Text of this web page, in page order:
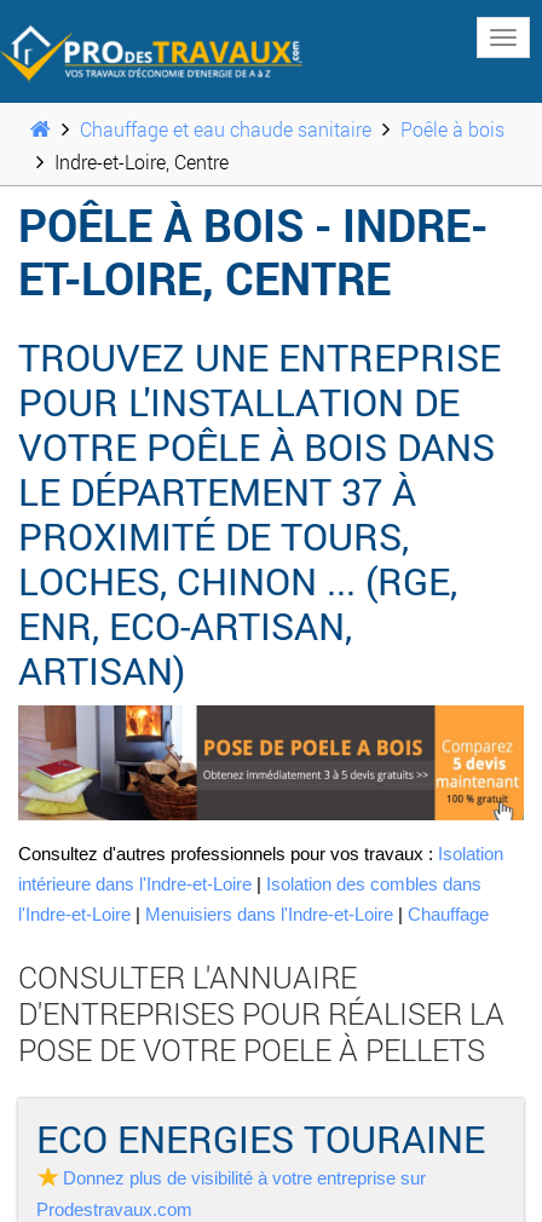
Chauffage et eau chaude sanitaire
Poêle à bois
Indre-et-Loire, Centre
POÊLE À BOIS - INDRE-
ET-LOIRE, CENTRE
TROUVEZ UNE ENTREPRISE
POUR L'INSTALLATION DE
VOTRE POÊLE À BOIS DANS
LE DÉPARTEMENT 37 À
PROXIMITÉ DE TOURS,
LOCHES, CHINON ... (RGE,
ENR, ECO-ARTISAN,
ARTISAN)
Consultez d'autres professionnels pour vos travaux : Isolation
intérieure dans l'Indre-et-Loire | Isolation des combles dans
l'Indre-et-Loire | Menuisiers dans l'Indre-et-Loire | Chauffage
CONSULTER L'ANNUAIRE
D'ENTREPRISES POUR RÉALISER LA
POSE DE VOTRE POELE À PELLETS
ECO ENERGIES TOURAINE
Donnez plus de visibilité à votre entreprise sur
Prodestravaux.com